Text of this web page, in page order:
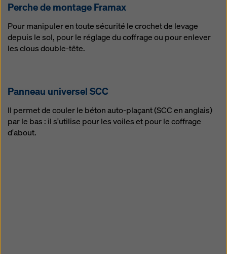
Perche de montage Framax
Pour manipuler en toute sécurité le crochet de levage
depuis le sol, pour le réglage du coffrage ou pour enlever
les clous double-tête.
Panneau universel SCC
Il permet de couler le béton auto-plaçant (SCC en anglais)
par le bas : il s'utilise pour les voiles et pour le coffrage
d'about.